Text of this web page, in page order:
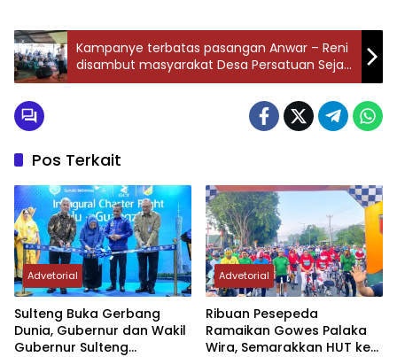
tinggal di hunian
sementara (huntara)
PUPR Duyu dan warga
sekaligus buka puasa
bersama (Bukber) dan
ibadah sholat maghrib
secara berjamaah
bersama warga. Dalam
kesempatan…
Kampanye terbatas pasangan Anwar – Reni
disambut masyarakat Desa Persatuan Sejati
Kabupaten Parimo
Pos Terkait
Advetorial
Sulteng Buka Gerbang
Dunia, Gubernur dan Wakil
Gubernur Sulteng
Advetorial
Ribuan Pesepeda
Ramaikan Gowes Palaka
Wira, Semarakkan HUT ke-1